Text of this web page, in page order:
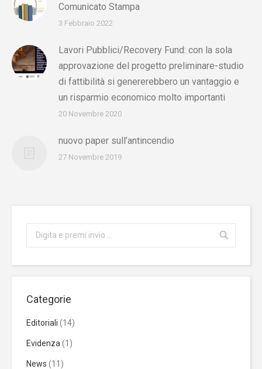
Comunicato Stampa
3 Febbraio 2022
Lavori Pubblici/Recovery Fund: con la sola
approvazione del progetto preliminare-studio
di fattibilità si genererebbero un vantaggio e
un risparmio economico molto importanti
20 Novembre 2020
nuovo paper sull’antincendio
27 Novembre 2019
Categorie
Editoriali (14)
Evidenza (1)
News (11)